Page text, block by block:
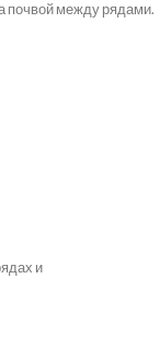
почвой между рядами.
и